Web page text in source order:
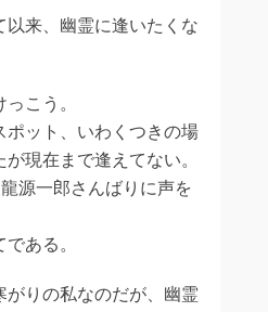
以来、幽霊に逢いたくな
こう。
ポット、いわくつきの場
現在まで逢えてない。
源一郎さんばりに声を
ある。
がりの私なのだが、幽霊